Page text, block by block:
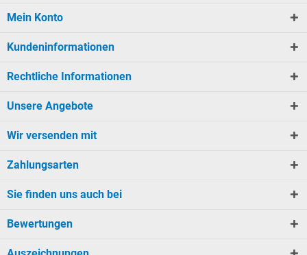
Mein Konto
Kundeninformationen
Rechtliche Informationen
Unsere Angebote
Wir versenden mit
Zahlungsarten
Sie finden uns auch bei
Bewertungen